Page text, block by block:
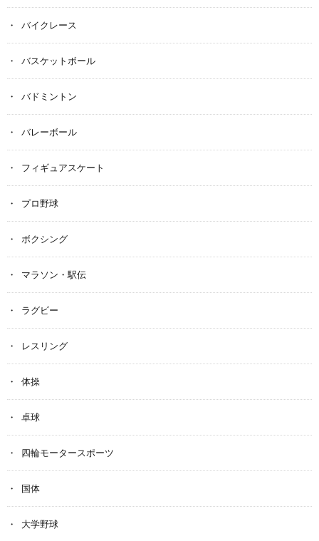
バイクレース
バスケットボール
バドミントン
バレーボール
フィギュアスケート
プロ野球
ボクシング
マラソン・駅伝
ラグビー
レスリング
体操
卓球
四輪モータースポーツ
国体
大学野球